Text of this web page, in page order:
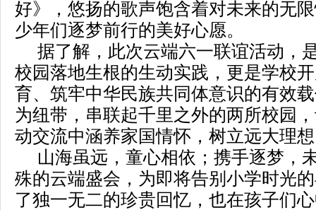
好》，悠扬的歌声饱含着对未来的无
少年们逐梦前行的美好心愿。
据了解，此次云端六一联谊活动，
校园落地生根的生动实践，更是学校
育、筑牢中华民族共同体意识的有效
为纽带，串联起千里之外的两所校园
动交流中涵养家国情怀，树立远大理
山海虽远，童心相依；携手逐梦，
殊的云端盛会，为即将告别小学时光
了独一无二的珍贵回忆，也在孩子们